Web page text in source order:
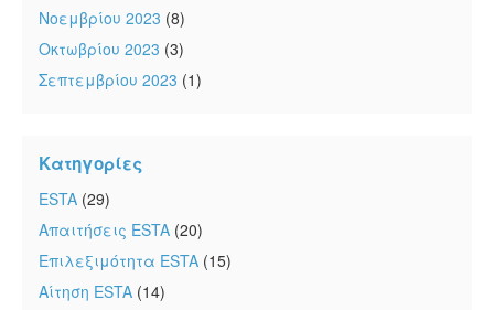
Νοεμβρίου 2023 (8)
Οκτωβρίου 2023 (3)
Σεπτεμβρίου 2023 (1)
Κατηγορίες
ESTA (29)
Απαιτήσεις ESTA (20)
Επιλεξιμότητα ESTA (15)
Αίτηση ESTA (14)